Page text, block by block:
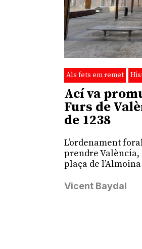
Als fets em remet
Ací va
Furs de
de 1238
L’ordenament
prendre València,
plaça de l’Almoina
Vicent Baydal